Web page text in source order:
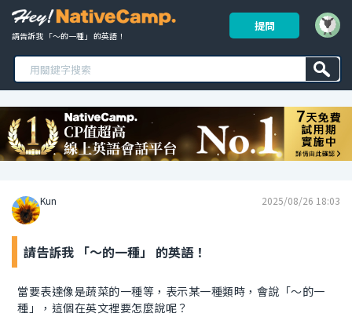
請告訴我 「～的一種」 的英語！
提問
Kun 2025/08/26 18:03
請告訴我 「～的一種」 的英語！
當要表達像是蔬菜的一種等，表示某一種類時，會說「～的一
種」，這個在英文裡要怎麼說呢？